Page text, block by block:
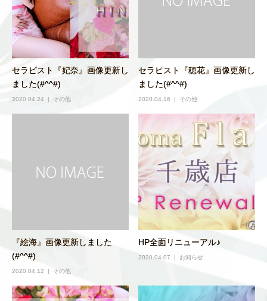
セラピスト『妃奈』画像更新し
ました(#^^#)
2020.04.24 その他
セラピスト『穂花』画像更新し
ました(#^^#)
2020.04.16 その他
『絵海』画像更新しました
(#^^#)
2020.04.12 その他
HP全面リニューアル♪
2020.04.07 お知らせ